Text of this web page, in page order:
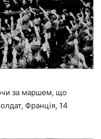
за маршем, що
Франція, 14